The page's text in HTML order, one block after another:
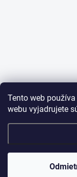
Tento web
webu vyjadrujete